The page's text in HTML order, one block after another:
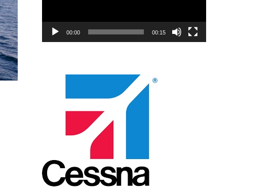
00:00 00:15